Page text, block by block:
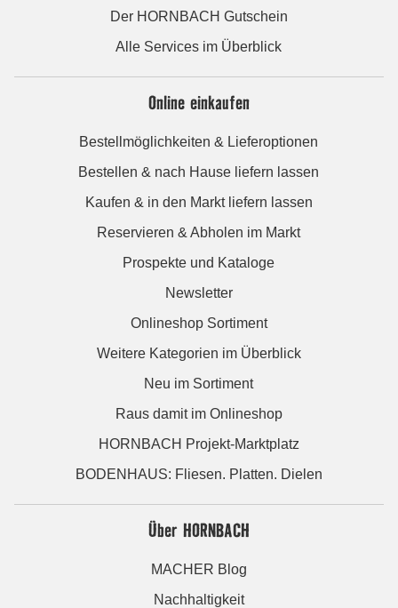
Der HORNBACH Gutschein
Alle Services im Überblick
Online einkaufen
Bestellmöglichkeiten & Lieferoptionen
Bestellen & nach Hause liefern lassen
Kaufen & in den Markt liefern lassen
Reservieren & Abholen im Markt
Prospekte und Kataloge
Newsletter
Onlineshop Sortiment
Weitere Kategorien im Überblick
Neu im Sortiment
Raus damit im Onlineshop
HORNBACH Projekt-Marktplatz
BODENHAUS: Fliesen. Platten. Dielen
Über HORNBACH
MACHER Blog
Nachhaltigkeit